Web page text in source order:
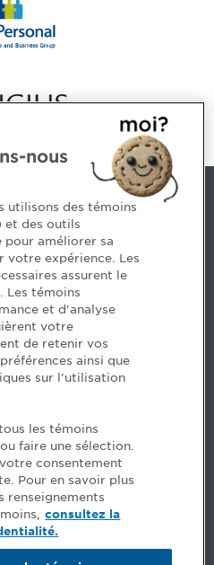
800, Montréal (Québec)
>
a part of your career? See
nous
utilisons des témoins
et des outils
pour améliorer sa
votre expérience. Les
assurent le
Les témoins
et d'analyse
votre
de retenir vos
ainsi que
sur l'utilisation
les témoins
faire une sélection.
consentement
Pour en savoir plus
renseignements
consultez la